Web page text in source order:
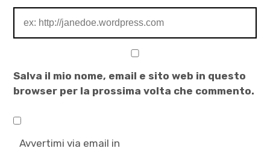
Salva il mio nome, email e sito web in questo
browser per la prossima volta che commento.
Avvertimi via email in